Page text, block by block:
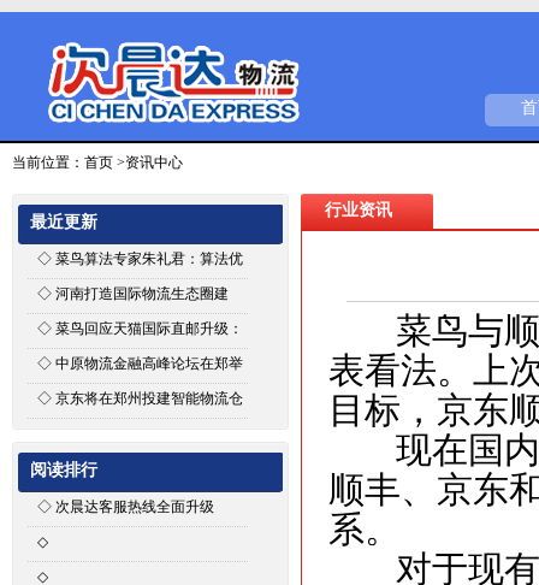
当前位置： 首页 >资讯中心
最近更新
◇ 菜鸟算法专家朱礼君：算法优
化能为智能物流带来什么
◇ 河南打造国际物流生态圈建
设“空中丝路”
◇ 菜鸟回应天猫国际直邮升级：
仅搭建平台，商家可自主选择推
荐物流商
◇ 中原物流金融高峰论坛在郑举
行
◇ 京东将在郑州投建智能物流仓
阅读排行
◇ 次晨达客服热线全面升级
◇
次晨达公司河南省内县城招商通
◇
行业资讯
菜鸟与顺
表看法。上
目标，京东
现在国内
顺丰、京东
系。
对于现有